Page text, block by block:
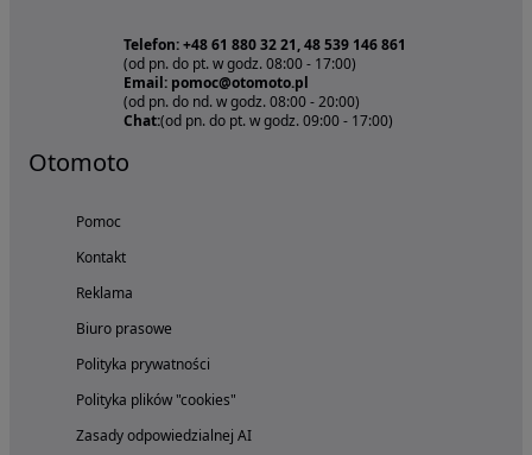
Telefon: +48 61 880 32 21, 48 539 146 861
(od pn. do pt. w godz. 08:00 - 17:00)
Email: pomoc@otomoto.pl
(od pn. do nd. w godz. 08:00 - 20:00)
Chat:(od pn. do pt. w godz. 09:00 - 17:00)
Otomoto
Pomoc
Kontakt
Reklama
Biuro prasowe
Polityka prywatności
Polityka plików "cookies"
Zasady odpowiedzialnej AI